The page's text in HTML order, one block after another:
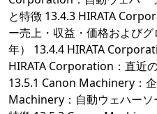
と特徴 13.4.3 HIRATA
ー売上・収益・価格および
年） 13.4.4 HIRATA
HIRATA Corporation：直近
13.5.1 Canon Machinery：
Machinery：自動ウェハーソ